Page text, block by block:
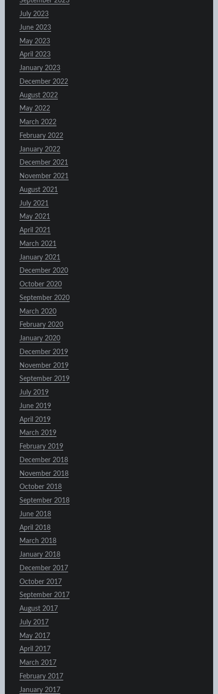
July 2023
June 2023
May 2023
April 2023
January 2023
December 2022
August 2022
May 2022
March 2022
February 2022
January 2022
December 2021
November 2021
August 2021
July 2021
May 2021
April 2021
March 2021
January 2021
December 2020
October 2020
September 2020
March 2020
February 2020
January 2020
December 2019
November 2019
September 2019
July 2019
June 2019
April 2019
March 2019
February 2019
December 2018
November 2018
October 2018
September 2018
June 2018
April 2018
March 2018
January 2018
December 2017
October 2017
September 2017
August 2017
July 2017
May 2017
April 2017
March 2017
February 2017
January 2017